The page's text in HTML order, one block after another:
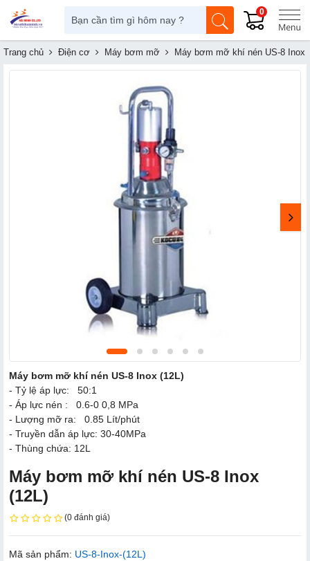
0
Trang chủ Điện cơ Máy bơm mỡ Máy bơm mỡ khí nén US-8 Inox
Máy bơm mỡ khí nén US-8 Inox (12L)
- Tỷ lệ áp lực: 50:1
- Áp lực nén : 0.6-0 0,8 MPa
- Lượng mỡ ra: 0.85 Lít/phút
- Truyền dẫn áp lực: 30-40MPa
- Thùng chứa: 12L
Máy bơm mỡ khí nén US-8 Inox
(12L)
(0 đánh giá)
Mã sản phẩm: US-8-Inox-(12L)